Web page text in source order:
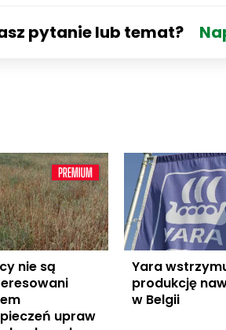
pytanie lub temat?
nie są
upraw
Yara
produkcję
w Belgii